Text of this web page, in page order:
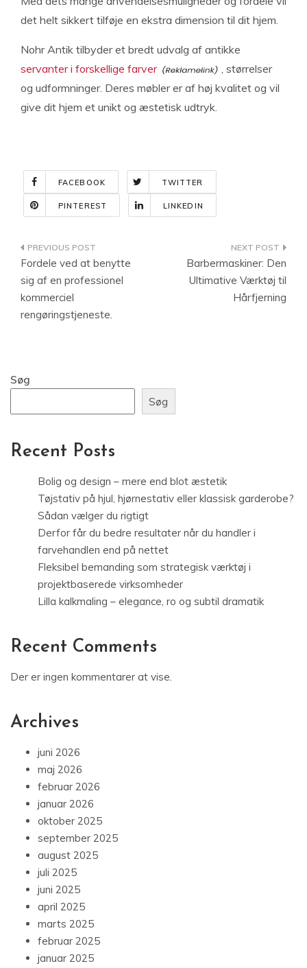
det helt sikkert tilføje en ekstra dimension til dit hjem.
Nohr Antik tilbyder et bredt udvalg af antikke
servanter i forskellige farver
, størrelser
og udformninger. Deres møbler er af høj kvalitet og vil
give dit hjem et unikt og æstetisk udtryk.
FACEBOOK TWITTER
PINTEREST LINKEDIN
Indlægsnavigation
Fordele ved at benytte
sig af en professionel
kommerciel
rengøringstjeneste.
Barbermaskiner: Den
Ultimative Værktøj til
Hårfjerning
Søg
Søg
Recent Posts
Bolig og design – mere end blot æstetik
Tøjstativ på hjul, hjørnestativ eller klassisk garderobe?
Sådan vælger du rigtigt
Derfor får du bedre resultater når du handler i
farvehandlen end på nettet
Fleksibel bemanding som strategisk værktøj i
projektbaserede virksomheder
Lilla kalkmaling – elegance, ro og subtil dramatik
Recent Comments
Der er ingen kommentarer at vise.
Archives
juni 2026
maj 2026
februar 2026
januar 2026
oktober 2025
september 2025
august 2025
juli 2025
juni 2025
april 2025
marts 2025
februar 2025
januar 2025